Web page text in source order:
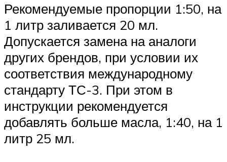
Рекомендуемые пропорции 1:50, на
1 литр заливается 20 мл.
Допускается замена на аналоги
других брендов, при условии их
соответствия международному
стандарту ТС-3. При этом в
инструкции рекомендуется
добавлять больше масла, 1:40, на 1
литр 25 мл.